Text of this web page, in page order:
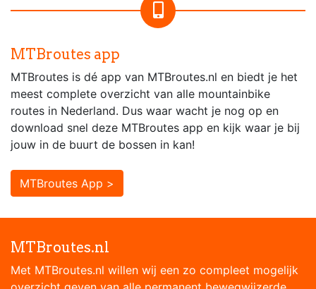
MTBroutes app
MTBroutes is dé app van MTBroutes.nl en biedt je het
meest complete overzicht van alle mountainbike
routes in Nederland. Dus waar wacht je nog op en
download snel deze MTBroutes app en kijk waar je bij
jouw in de buurt de bossen in kan!
MTBroutes App >
MTBroutes.nl
Met MTBroutes.nl willen wij een zo compleet mogelijk